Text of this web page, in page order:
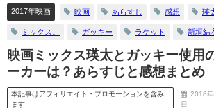
2017年映画 映画 あらすじ 感想 瑛
ミックス。 ガッキー ラケット 新垣結
映画ミックス瑛太とガッキー使用
ーカーは？あらすじと感想まとめ
本記事はアフィリエイト・プロモーションを含み
ます
2018
日